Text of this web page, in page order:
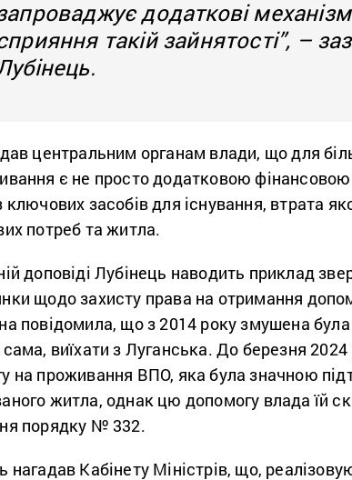
додаткові
такій зайнятості”, –
центральним органам влади, що для
є не просто додатковою
ключових засобів для існування, втрата
потреб та житла.
доповіді Лубінець наводить приклад
щодо захисту права на отримання
повідомила, що з 2014 року змушена
сама, виїхати з Луганська. До березня
на проживання ВПО, яка була значною
житла, однак цю допомогу влада їй
порядку № 332.
нагадав Кабінету Міністрів, що,